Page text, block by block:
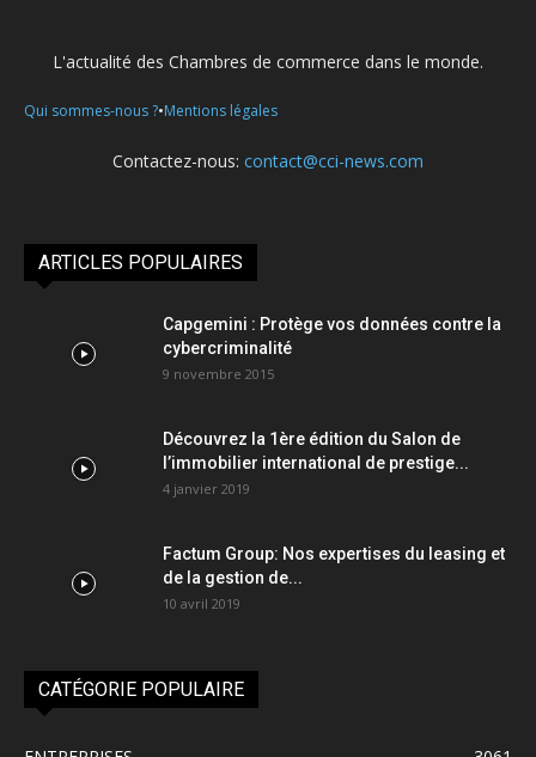
L'actualité des Chambres de commerce dans le monde.
Qui sommes-nous ?•Mentions légales
Contactez-nous: contact@cci-news.com
ARTICLES POPULAIRES
Capgemini : Protège vos données contre la
cybercriminalité
9 novembre 2015
Découvrez la 1ère édition du Salon de
l’immobilier international de prestige...
4 janvier 2019
Factum Group: Nos expertises du leasing et
de la gestion de...
10 avril 2019
CATÉGORIE POPULAIRE